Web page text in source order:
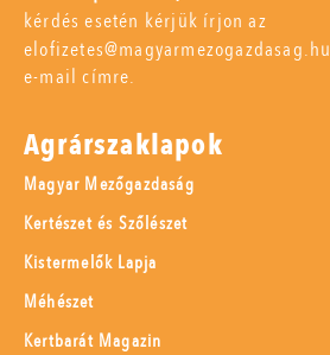
kérdés esetén kérjük írjon az
elofizetes@magyarmezogazdasag.hu
e-mail címre.
Agrárszaklapok
Magyar Mezőgazdaság
Kertészet és Szőlészet
Kistermelők Lapja
Méhészet
Kertbarát Magazin